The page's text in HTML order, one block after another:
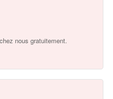
nous gratuitement.